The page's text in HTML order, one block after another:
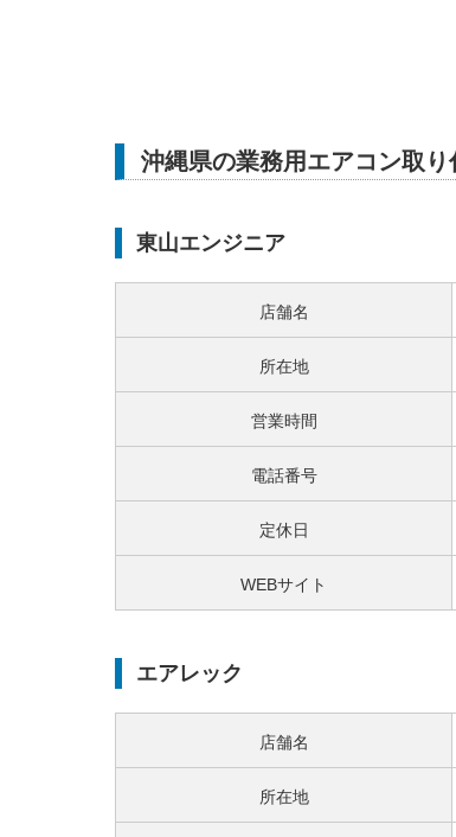
沖縄県の業務用エアコン取
東山エンジニア
店舗名
所在地
営業時間
電話番号
定休日
WEBサイト
エアレック
店舗名
所在地